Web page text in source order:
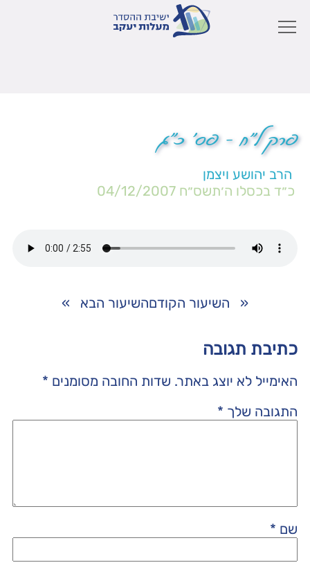
פרק ל"ח – פס' כ"ג
הרב יהושע ויצמן
כ״ד בכסלו ה׳תשס״ח 04/12/2007
« השיעור הקודםהשיעור הבא »
כתיבת תגובה
האימייל לא יוצג באתר. שדות החובה מסומנים *
התגובה שלך *
שם *